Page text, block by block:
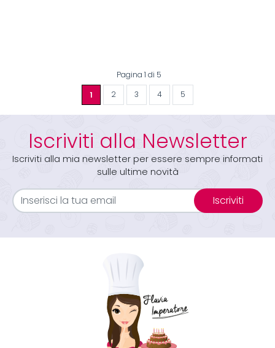
Pagina 1 di 5
1 2 3 4 5
Iscriviti alla Newsletter
Iscriviti alla mia newsletter per essere sempre informati
sulle ultime novità
Iscriviti